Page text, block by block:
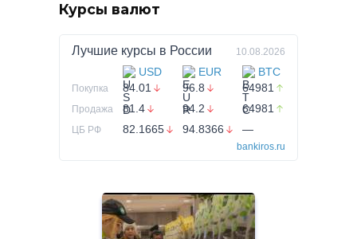
Курсы валют
Лучшие курсы в России 10.08.2026
USD EUR BTC
Покупка 84.01 96.8 64981
Продажа 81.4 94.2 64981
ЦБ РФ 82.1665 94.8366 —
bankiros.ru